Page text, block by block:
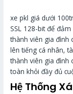
xe pkl giá dưới
SSL 128-bit để
thành viên gia đình
lên tiếng cá nhân,
thành viên gia đình
toàn khỏi đầy đủ
Hệ Thống